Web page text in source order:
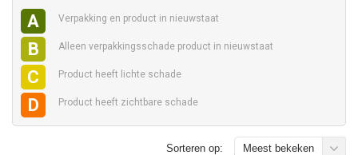
A Verpakking en product in nieuwstaat
B Alleen verpakkingsschade product in nieuwstaat
C Product heeft lichte schade
D Product heeft zichtbare schade
Sorteren op: Meest bekeken